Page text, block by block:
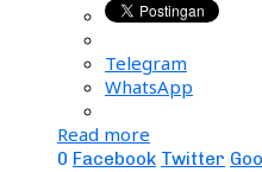
Telegram
WhatsApp
Read more
0 Facebook Twitter